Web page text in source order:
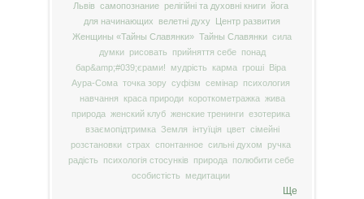
Львів самопознание релігійні та духовні книги йога
для начинающих
велетні духу
Центр развития
Женщины «Тайны Славянки» Тайны Славянки сила
думки
рисовать прийняття себе
понад
бар&amp;#039;єрами!
мудрість карма гроші Віра
Аура-Сома точка зору суфізм семінар психология
навчання
краса природи короткометражка жива
природа женский клуб женские тренинги езотерика
взаємопідтримка Земля інтуїція цвет сімейні
розстановки страх спонтанное сильні духом
ручка
радість
психологія стосунків природа
полюбити себе
особистість
медитации
Ще